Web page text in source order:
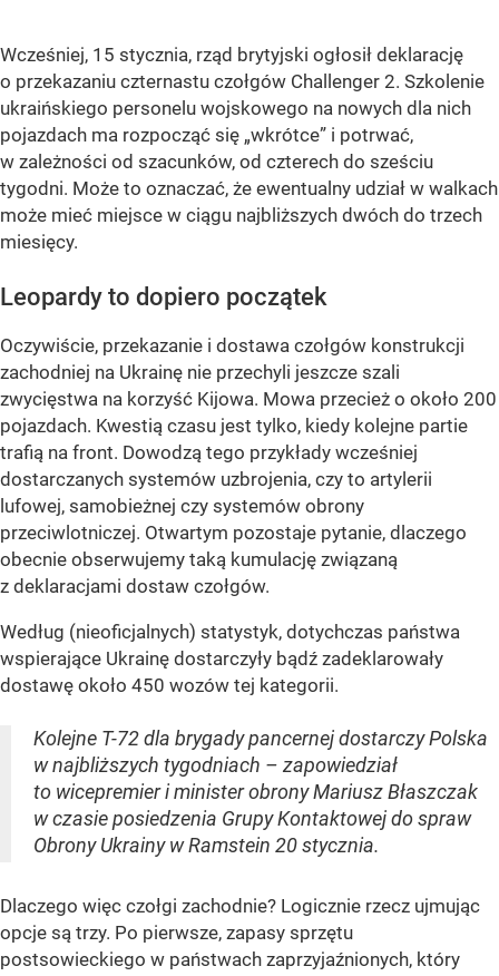
Wcześniej, 15 stycznia, rząd brytyjski ogłosił deklarację
o przekazaniu czternastu czołgów Challenger 2. Szkolenie
ukraińskiego personelu wojskowego na nowych dla nich
pojazdach ma rozpocząć się „wkrótce” i potrwać,
w zależności od szacunków, od czterech do sześciu
tygodni. Może to oznaczać, że ewentualny udział w walkach
może mieć miejsce w ciągu najbliższych dwóch do trzech
miesięcy.
Leopardy to dopiero początek
Oczywiście, przekazanie i dostawa czołgów konstrukcji
zachodniej na Ukrainę nie przechyli jeszcze szali
zwycięstwa na korzyść Kijowa. Mowa przecież o około 200
pojazdach. Kwestią czasu jest tylko, kiedy kolejne partie
trafią na front. Dowodzą tego przykłady wcześniej
dostarczanych systemów uzbrojenia, czy to artylerii
lufowej, samobieżnej czy systemów obrony
przeciwlotniczej. Otwartym pozostaje pytanie, dlaczego
obecnie obserwujemy taką kumulację związaną
z deklaracjami dostaw czołgów.
Według (nieoficjalnych) statystyk, dotychczas państwa
wspierające Ukrainę dostarczyły bądź zadeklarowały
dostawę około 450 wozów tej kategorii.
Kolejne T-72 dla brygady pancernej dostarczy Polska
w najbliższych tygodniach – zapowiedział
to wicepremier i minister obrony Mariusz Błaszczak
w czasie posiedzenia Grupy Kontaktowej do spraw
Obrony Ukrainy w Ramstein 20 stycznia.
Dlaczego więc czołgi zachodnie? Logicznie rzecz ujmując
opcje są trzy. Po pierwsze, zapasy sprzętu
postsowieckiego w państwach zaprzyjaźnionych, który